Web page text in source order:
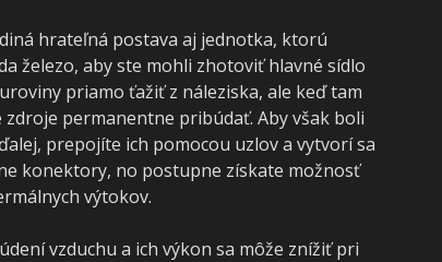
hrateľná postava aj jednotka, ktorú
železo, aby ste mohli zhotoviť hlavné sídlo
priamo ťažiť z náleziska, ale keď tam
permanentne pribúdať. Aby však boli
prepojíte ich pomocou uzlov a vytvorí sa
konektory, no postupne získate možnosť
výtokov.
vzduchu a ich výkon sa môže znížiť pri